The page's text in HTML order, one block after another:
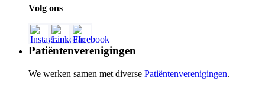
Volg ons
Patiëntenverenigingen
We werken samen met diverse Patiëntenverenigingen.